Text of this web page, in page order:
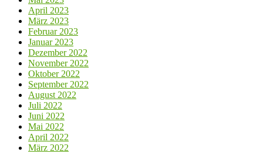
April 2023
März 2023
Februar 2023
Januar 2023
Dezember 2022
November 2022
Oktober 2022
September 2022
August 2022
Juli 2022
Juni 2022
Mai 2022
April 2022
März 2022